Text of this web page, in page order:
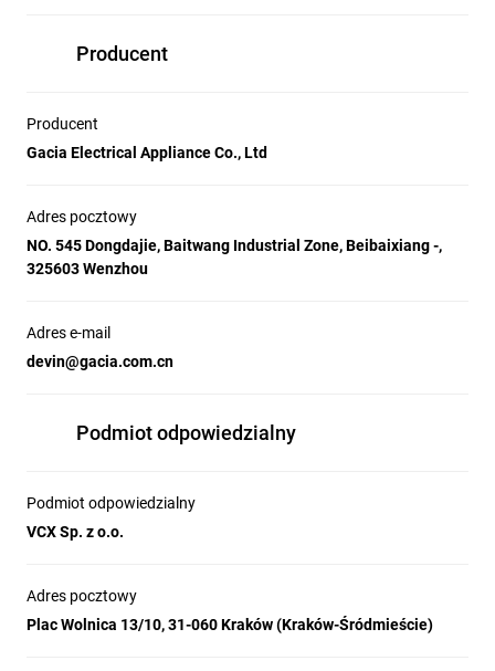
Producent
Producent
Gacia Electrical Appliance Co., Ltd
Adres pocztowy
NO. 545 Dongdajie, Baitwang Industrial Zone, Beibaixiang -,
325603 Wenzhou
Adres e-mail
devin@gacia.com.cn
Podmiot odpowiedzialny
Podmiot odpowiedzialny
VCX Sp. z o.o.
Adres pocztowy
Plac Wolnica 13/10, 31-060 Kraków (Kraków-Śródmieście)